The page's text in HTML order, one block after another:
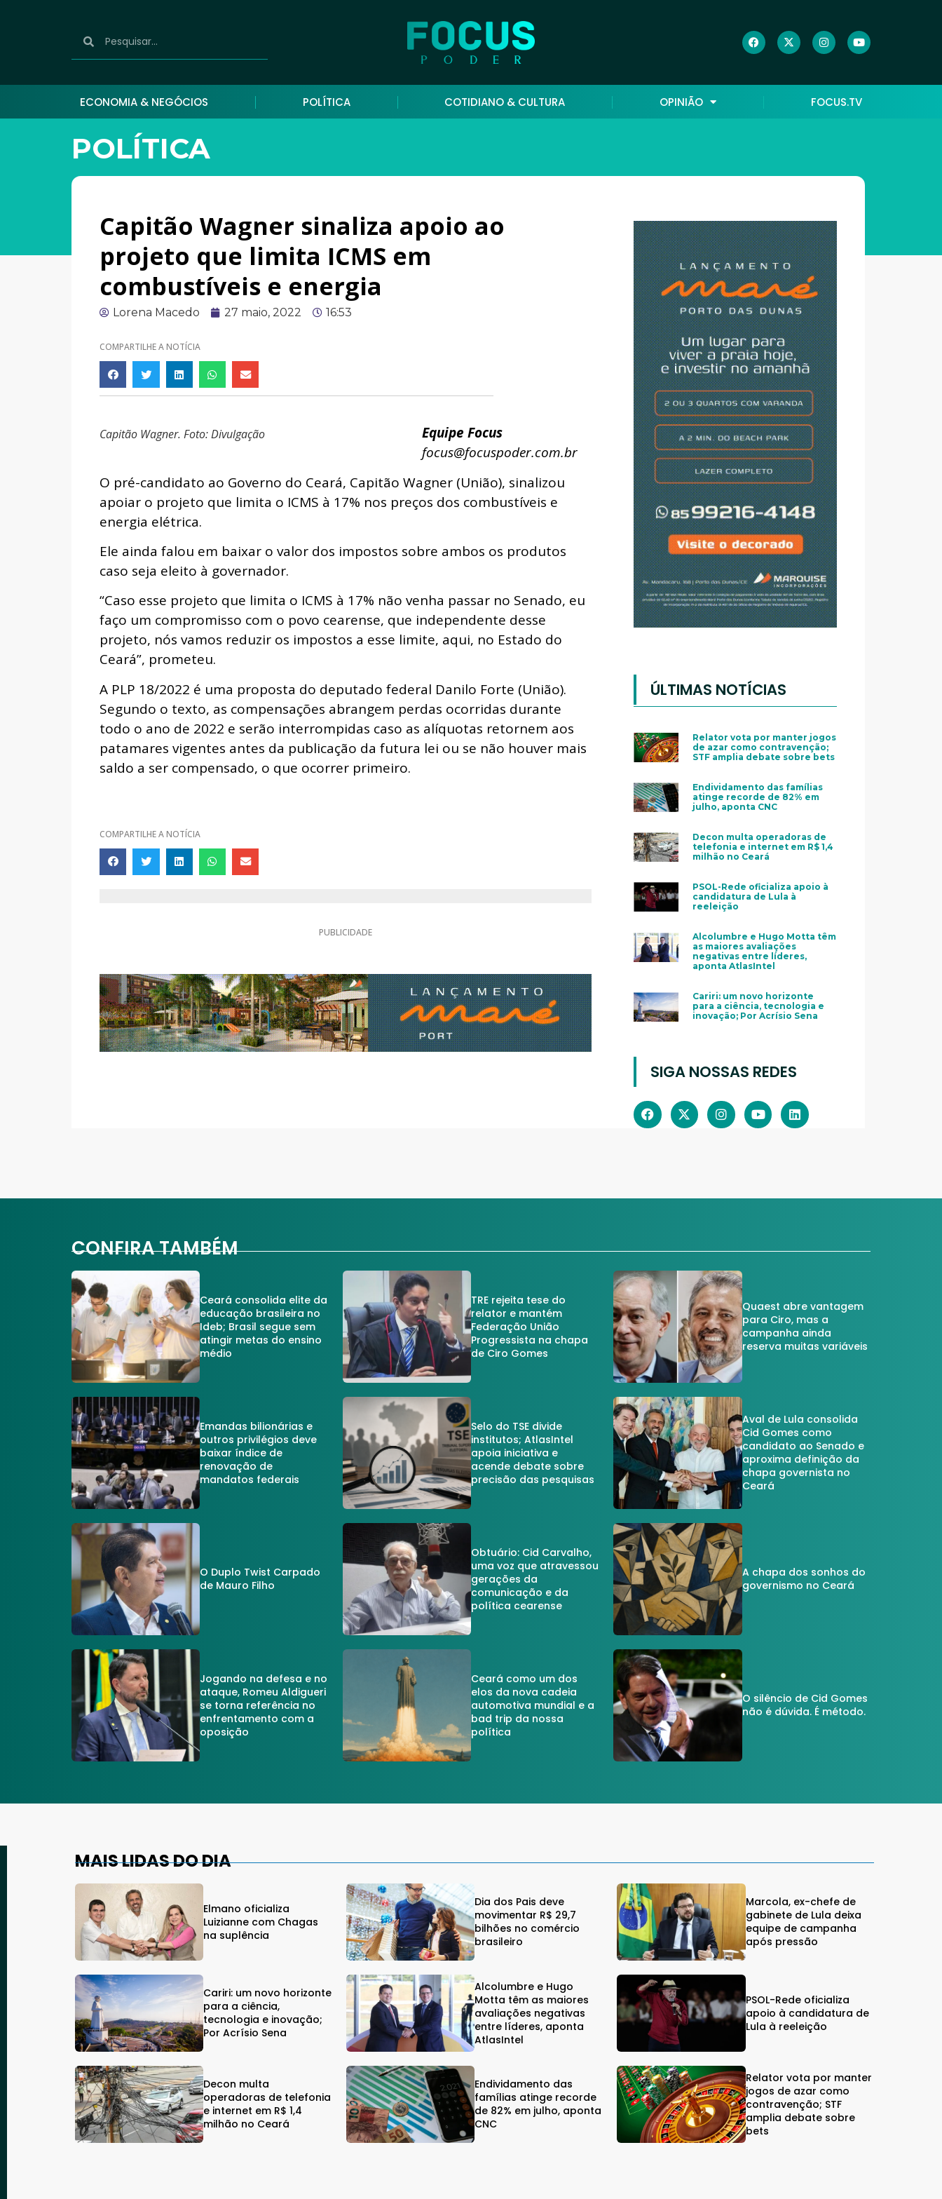
ECONOMIA & NEGÓCIOS POLÍTICA COTIDIANO & CULTURA OPINIÃO FOCUS.TV
POLÍTICA
Capitão Wagner sinaliza apoio ao
projeto que limita ICMS em
combustíveis e energia
Lorena Macedo 27 maio, 2022 16:53
COMPARTILHE A NOTÍCIA
Capitão Wagner. Foto: Divulgação
Equipe Focus
focus@focuspoder.com.br
O pré-candidato ao Governo do Ceará, Capitão Wagner (União), sinalizou
apoiar o projeto que limita o ICMS à 17% nos preços dos combustíveis e
energia elétrica.
Ele ainda falou em baixar o valor dos impostos sobre ambos os produtos
caso seja eleito à governador.
“Caso esse projeto que limita o ICMS à 17% não venha passar no Senado, eu
faço um compromisso com o povo cearense, que independente desse
projeto, nós vamos reduzir os impostos a esse limite, aqui, no Estado do
Ceará”, prometeu.
A PLP 18/2022 é uma proposta do deputado federal Danilo Forte (União).
Segundo o texto, as compensações abrangem perdas ocorridas durante
todo o ano de 2022 e serão interrompidas caso as alíquotas retornem aos
patamares vigentes antes da publicação da futura lei ou se não houver mais
saldo a ser compensado, o que ocorrer primeiro.
COMPARTILHE A NOTÍCIA
PUBLICIDADE
ÚLTIMAS NOTÍCIAS
Relator vota por manter jogos
de azar como contravenção;
STF amplia debate sobre bets
Endividamento das famílias
atinge recorde de 82% em
julho, aponta CNC
Decon multa operadoras de
telefonia e internet em R$ 1,4
milhão no Ceará
PSOL-Rede oficializa apoio à
candidatura de Lula à
reeleição
Alcolumbre e Hugo Motta têm
as maiores avaliações
negativas entre líderes,
aponta AtlasIntel
Cariri: um novo horizonte
para a ciência, tecnologia e
inovação; Por Acrísio Sena
SIGA NOSSAS REDES
CONFIRA TAMBÉM
Ceará consolida elite da
educação brasileira no
Ideb; Brasil segue sem
atingir metas do ensino
médio
TRE rejeita tese do
relator e mantém
Federação União
Progressista na chapa
de Ciro Gomes
Quaest abre vantagem
para Ciro, mas a
campanha ainda
reserva muitas variáveis
Emandas bilionárias e
outros privilégios deve
baixar índice de
renovação de
mandatos federais
Selo do TSE divide
institutos; AtlasIntel
apoia iniciativa e
acende debate sobre
precisão das pesquisas
Aval de Lula consolida
Cid Gomes como
candidato ao Senado e
aproxima definição da
chapa governista no
Ceará
O Duplo Twist Carpado
de Mauro Filho
Obtuário: Cid Carvalho,
uma voz que atravessou
gerações da
comunicação e da
política cearense
A chapa dos sonhos do
governismo no Ceará
Jogando na defesa e no
ataque, Romeu Aldigueri
se torna referência no
enfrentamento com a
oposição
Ceará como um dos
elos da nova cadeia
automotiva mundial e a
bad trip da nossa
política
O silêncio de Cid Gomes
não é dúvida. É método.
MAIS LIDAS DO DIA
Elmano oficializa
Luizianne com Chagas
na suplência
Dia dos Pais deve
movimentar R$ 29,7
bilhões no comércio
brasileiro
Marcola, ex-chefe de
gabinete de Lula deixa
equipe de campanha
após pressão
Cariri: um novo horizonte
para a ciência,
tecnologia e inovação;
Por Acrísio Sena
Alcolumbre e Hugo
Motta têm as maiores
avaliações negativas
entre líderes, aponta
AtlasIntel
PSOL-Rede oficializa
apoio à candidatura de
Lula à reeleição
Decon multa
operadoras de telefonia
e internet em R$ 1,4
milhão no Ceará
Endividamento das
famílias atinge recorde
de 82% em julho, aponta
CNC
Relator vota por manter
jogos de azar como
contravenção; STF
amplia debate sobre
bets